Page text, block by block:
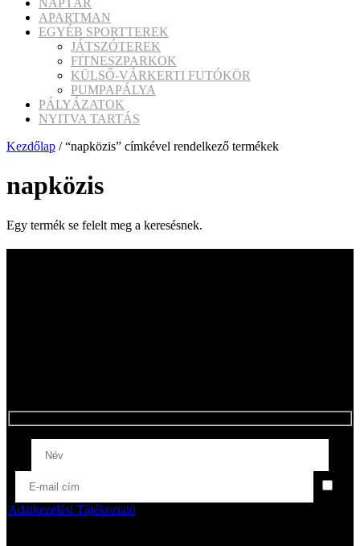
NAPTÁR
APARTMAN
EGYÉB SPORTTEREK
JÁTSZÓTEREK
FITNESZPARKOK
KÜLSŐ-VÁRKERTI FUTÓKÖR
PUMPAPÁLYA
PÁLYÁZATOK
NYITVA TARTÁS
Kezdőlap / “napközis” címkével rendelkező termékek
napközis
Egy termék se felelt meg a keresésnek.
Adatkezelési Tájékoztatót elolvastam, rendelkezéseit megértettem és